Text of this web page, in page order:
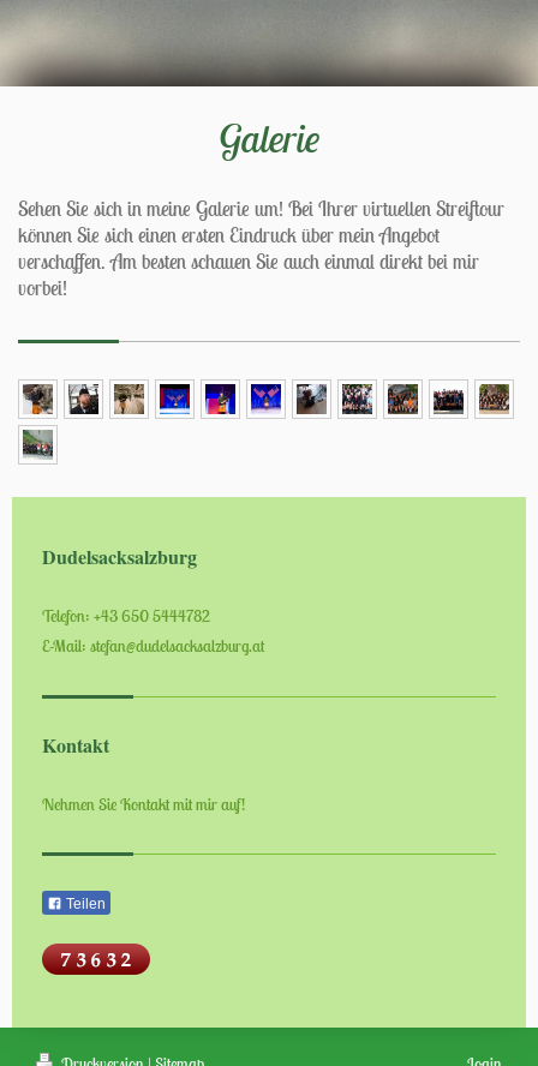
Galerie
Sehen Sie sich in meine Galerie um! Bei Ihrer virtuellen Streiftour
können Sie sich einen ersten Eindruck über mein Angebot
verschaffen. Am besten schauen Sie auch einmal direkt bei mir
vorbei!
Dudelsacksalzburg
Telefon: +43 650 5444782
E-Mail: stefan@dudelsacksalzburg.at
Kontakt
Nehmen Sie Kontakt mit mir auf!
Teilen